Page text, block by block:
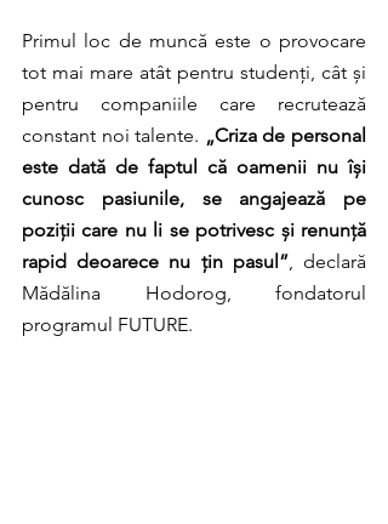
Primul loc de muncă este o provocare
tot mai mare atât pentru studenți, cât și
pentru companiile care recrutează
constant noi talente. „Criza de personal
este dată de faptul că oamenii nu își
cunosc pasiunile, se angajează pe
poziții care nu li se potrivesc și renunță
rapid deoarece nu țin pasul”, declară
Mădălina Hodorog, fondatorul
programul FUTURE.